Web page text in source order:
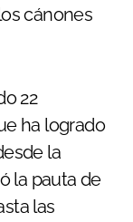
cánones
22
ha logrado
la
la pauta de
las